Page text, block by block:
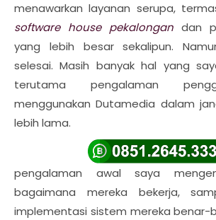
menawarkan layanan serupa,
software house pekalongan dan
yang lebih besar sekalipun.
selesai. Masih banyak hal yang
terutama pengalaman
menggunakan Dutamedia dalam
lebih lama.
pengalaman awal saya
bagaimana mereka bekerja,
implementasi sistem mereka benar-